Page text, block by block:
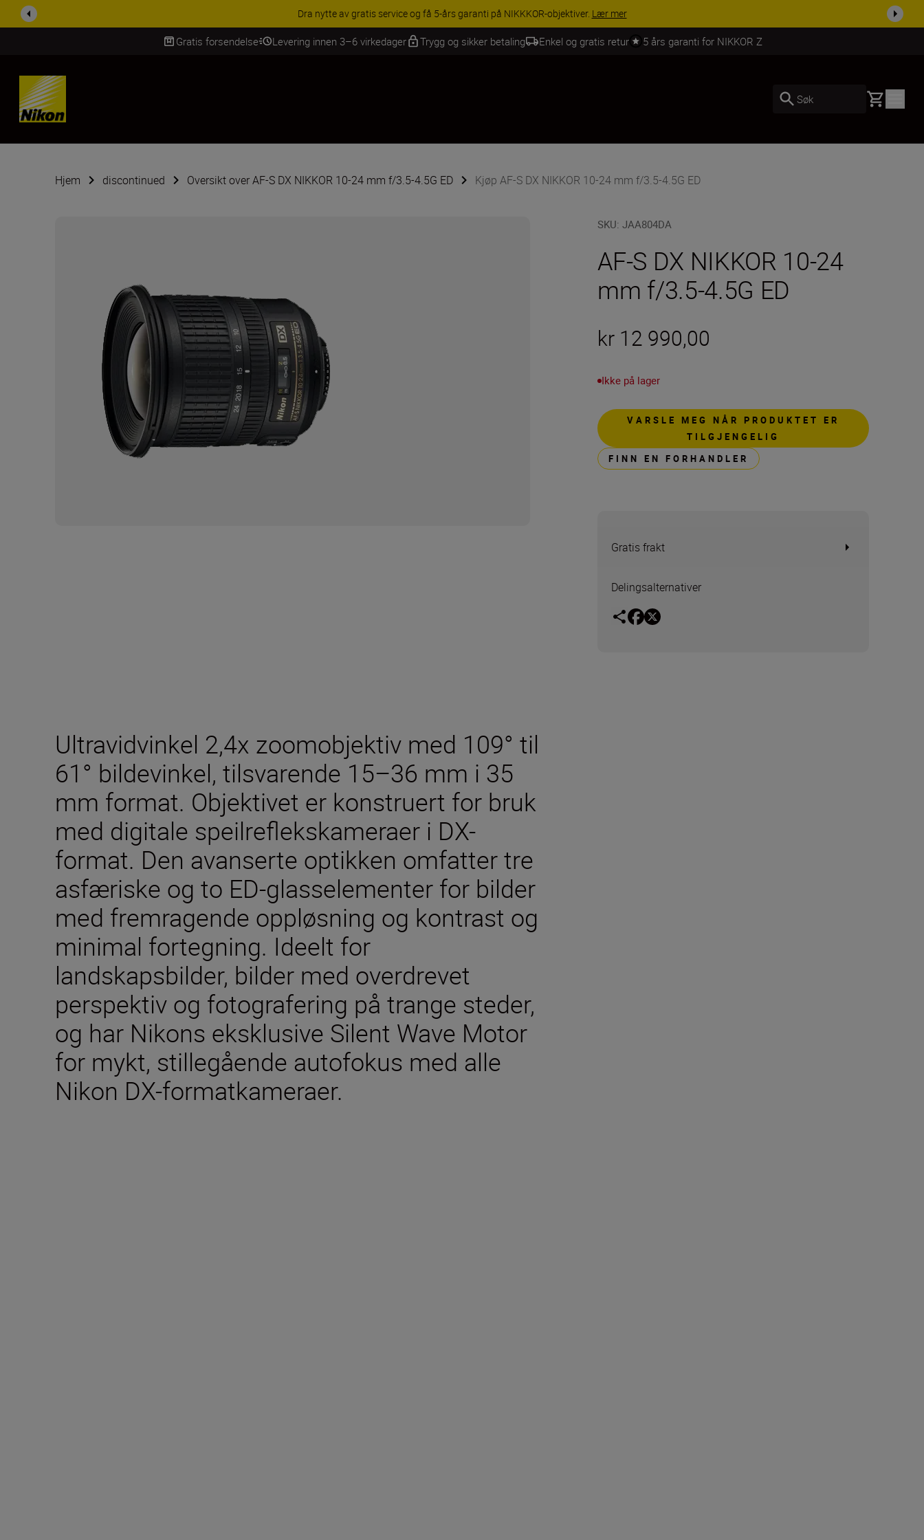
ACCESSORY SAVINGS | Få 15 % rabatt på utvalgt tilbehør, gjør fotoutstyret komplett i dag.
Gratis forsendelse Levering innen 3–6 virkedager Trygg og sikker betaling Enkel og gratis retur 5 års garanti for NIKKOR Z
Skip Content
Søk Basket
Hjem discontinued Oversikt over AF-S DX NIKKOR 10-24 mm f/3.5-4.5G ED Kjøp AF-S DX NIKKOR 10-24 mm f/3.5-4.5G ED
SKU:JAA804DA
AF-S DX NIKKOR 10-24
mm f/3.5-4.5G ED
kr 12 990,00
Ikke på lager
VARSLE MEG NÅR PRODUKTET ER
TILGJENGELIG
FINN EN FORHANDLER
Gratis frakt
Delingsalternativer
Ultravidvinkel 2,4x zoomobjektiv med 109° til
61° bildevinkel, tilsvarende 15–36 mm i 35
mm format. Objektivet er konstruert for bruk
med digitale speilreflekskameraer i DX-
format. Den avanserte optikken omfatter tre
asfæriske og to ED-glasselementer for bilder
med fremragende oppløsning og kontrast og
minimal fortegning. Ideelt for
landskapsbilder, bilder med overdrevet
perspektiv og fotografering på trange steder,
og har Nikons eksklusive Silent Wave Motor
for mykt, stillegående autofokus med alle
Nikon DX-formatkameraer.